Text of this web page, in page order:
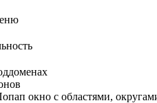
окно c областями,